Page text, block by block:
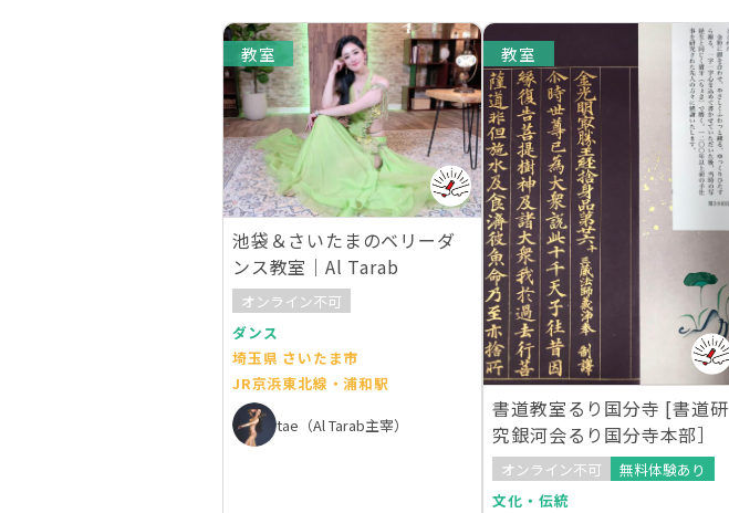
教室
池袋＆さいたまのベリーダ
ンス教室｜Al Tarab
オンライン不可
ダンス
埼玉県 さいたま市
JR京浜東北線・浦和駅
tae（Al Tarab主宰）
教室
書道教室るり国分寺 [書道研
究銀河会るり国分寺本部］
オンライン不可
無料体験あり
文化・伝統